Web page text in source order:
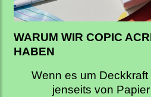
WARUM WIR COPIC
HABEN
Wenn es um
jenseits von